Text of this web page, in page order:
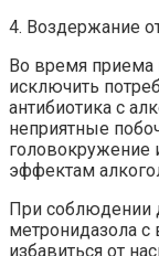
4. Воздержание
Во время приема
исключить
антибиотика с
неприятные
головокружение
эффектам
При соблюдении
метронидазола
избавиться от